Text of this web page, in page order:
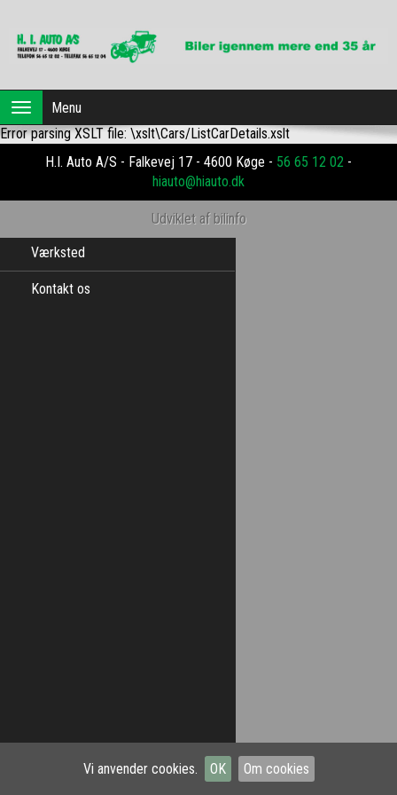
Vi anvender cookies. OK Om cookies
Forside
Brugte biler
Dansk Erhvervsleasing
Værksted
Kontakt os
Toggle
navigation
Menu
Error parsing XSLT file: \xslt\Cars/ListCarDetails.xslt
H.I. Auto A/S - Falkevej 17 - 4600 Køge - 56 65 12 02 -
hiauto@hiauto.dk
Udviklet af bilinfo